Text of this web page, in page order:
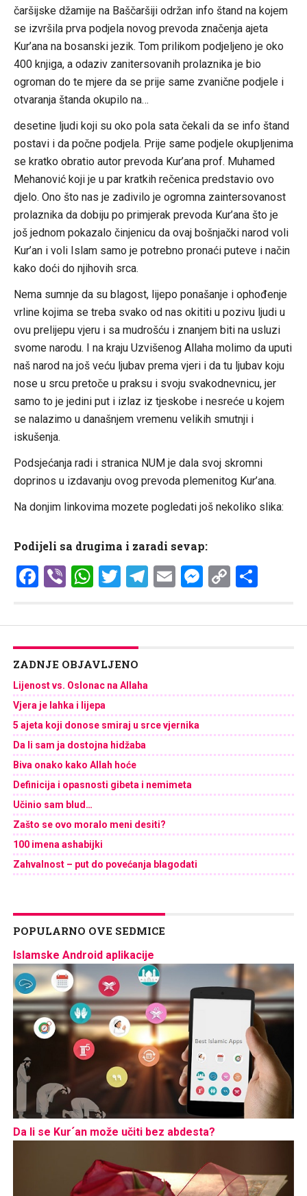
čaršijske džamije na Baščaršiji održan info štand na kojem
se izvršila prva podjela novog prevoda značenja ajeta
Kur’ana na bosanski jezik. Tom prilikom podjeljeno je oko
400 knjiga, a odaziv zanitersovanih prolaznika je bio
ogroman do te mjere da se prije same zvanične podjele i
otvaranja štanda okupilo na…
desetine ljudi koji su oko pola sata čekali da se info štand
postavi i da počne podjela. Prije same podjele okupljenima
se kratko obratio autor prevoda Kur’ana prof. Muhamed
Mehanović koji je u par kratkih rečenica predstavio ovo
djelo. Ono što nas je zadivilo je ogromna zaintersovanost
prolaznika da dobiju po primjerak prevoda Kur’ana što je
još jednom pokazalo činjenicu da ovaj bošnjački narod voli
Kur’an i voli Islam samo je potrebno pronaći puteve i način
kako doći do njihovih srca.
Nema sumnje da su blagost, lijepo ponašanje i ophođenje
vrline kojima se treba svako od nas okititi u pozivu ljudi u
ovu prelijepu vjeru i sa mudrošću i znanjem biti na usluzi
svome narodu. I na kraju Uzvišenog Allaha molimo da uputi
naš narod na još veću ljubav prema vjeri i da tu ljubav koju
nose u srcu pretoče u praksu i svoju svakodnevnicu, jer
samo to je jedini put i izlaz iz tjeskobe i nesreće u kojem
se nalazimo u današnjem vremenu velikih smutnji i
iskušenja.
Podsjećanja radi i stranica NUM je dala svoj skromni
doprinos u izdavanju ovog prevoda plemenitog Kur’ana.
Na donjim linkovima mozete pogledati još nekoliko slika:
Podijeli sa drugima i zaradi sevap:
Facebook
ViberWhatsApp
Twitter
Telegram
EmailCopy
ZADNJE OBJAVLJENO
Lijenost vs. Oslonac na Allaha
Vjera je lahka i lijepa
5 ajeta koji donose smiraj u srce vjernika
Da li sam ja dostojna hidžaba
Biva onako kako Allah hoće
Definicija i opasnosti gibeta i nemimeta
Učinio sam blud…
Zašto se ovo moralo meni desiti?
100 imena ashabijki
Zahvalnost – put do povećanja blagodati
POPULARNO OVE SEDMICE
Islamske Android aplikacije
Da li se Kur´an može učiti bez abdesta?